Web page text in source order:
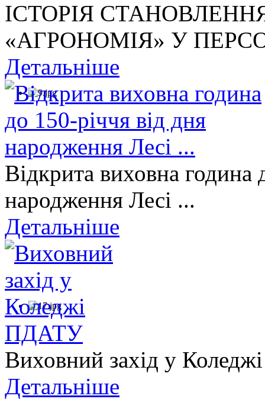
ІСТОРІЯ
«АГРОНОМІЯ» У
Детальніше
Відкрита виховна година
народження Лесі ...
Детальніше
Виховний захід у
Детальніше